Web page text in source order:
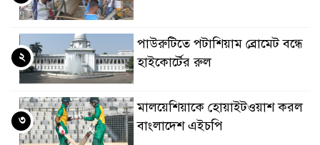
পাউরুটিতে পটাশিয়াম ব্রোমেট বন্ধে
হাইকোর্টের রুল
২
মালয়েশিয়াকে হোয়াইটওয়াশ করল
বাংলাদেশ এইচপি
৩